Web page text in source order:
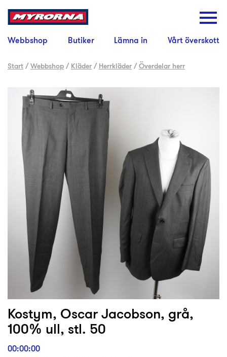
Webbshop Butiker Lämna in Vårt överskott
Start /Webbshop / Kläder / Herrkläder /Överdelar herr
Kostym, Oscar Jacobson, grå,
100% ull, stl. 50
00:00:00